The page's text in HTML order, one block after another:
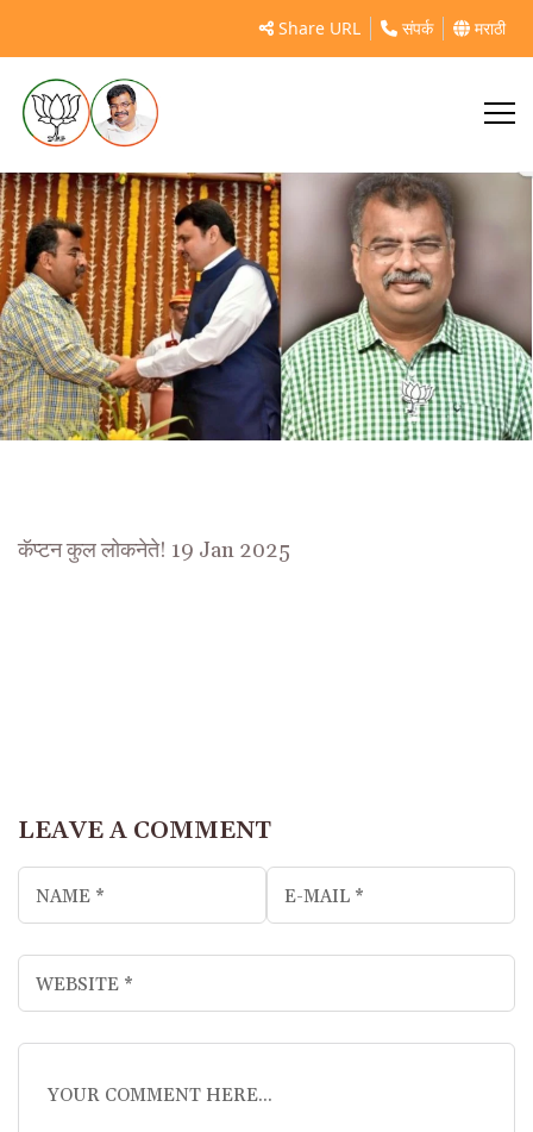
Share URL संपर्क मराठी
https://www.mahamtb.com//Encyc/2025/1/19/niranjan-
davkhare-about-ravindra-chavan.html
कॅप्टन कुल लोकनेते! 19 Jan 2025
LEAVE A COMMENT